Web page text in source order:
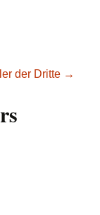
der Dritte →